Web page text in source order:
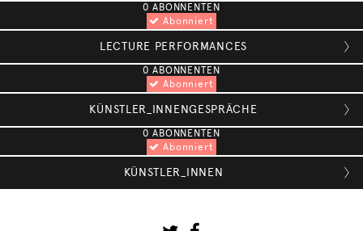
0 ABONNENTEN
Abonniert
LECTURE PERFORMANCES 
0 ABONNENTEN
Abonniert
KÜNSTLER_INNENGESPRÄCHE 
0 ABONNENTEN
Abonniert
KÜNSTLER_INNEN 